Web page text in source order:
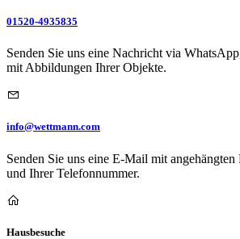
01520-4935835
Senden Sie uns eine Nachricht via
mit Abbildungen Ihrer Objekte.
info@wettmann.com
Senden Sie uns eine E-Mail mit
und Ihrer Telefonnummer.
Hausbesuche